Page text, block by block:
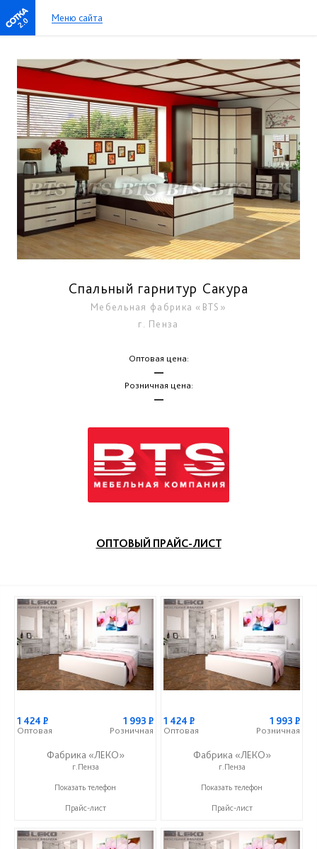
2.0 Меню сайта
Спальный гарнитур Сакура
Мебельная фабрика «BTS»
г. Пенза
Оптовая цена:
—
Розничная цена:
—
ОПТОВЫЙ ПРАЙС-ЛИСТ
1 424 Р
Оптовая
1 993 Р
Розничная
Фабрика «ЛЕКО»
г.Пенза
+7 (800) 222-93-90
Показать телефон
Прайс-лист
1 424 Р
Оптовая
1 993 Р
Розничная
Фабрика «ЛЕКО»
г.Пенза
+7 (800) 222-93-90
Показать телефон
Прайс-лист